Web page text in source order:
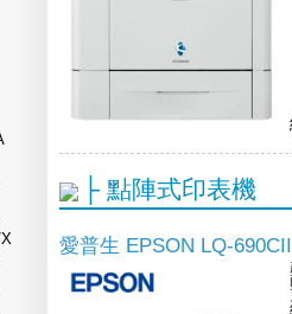
├ 點陣式印表機
愛普生 EPSON LQ-